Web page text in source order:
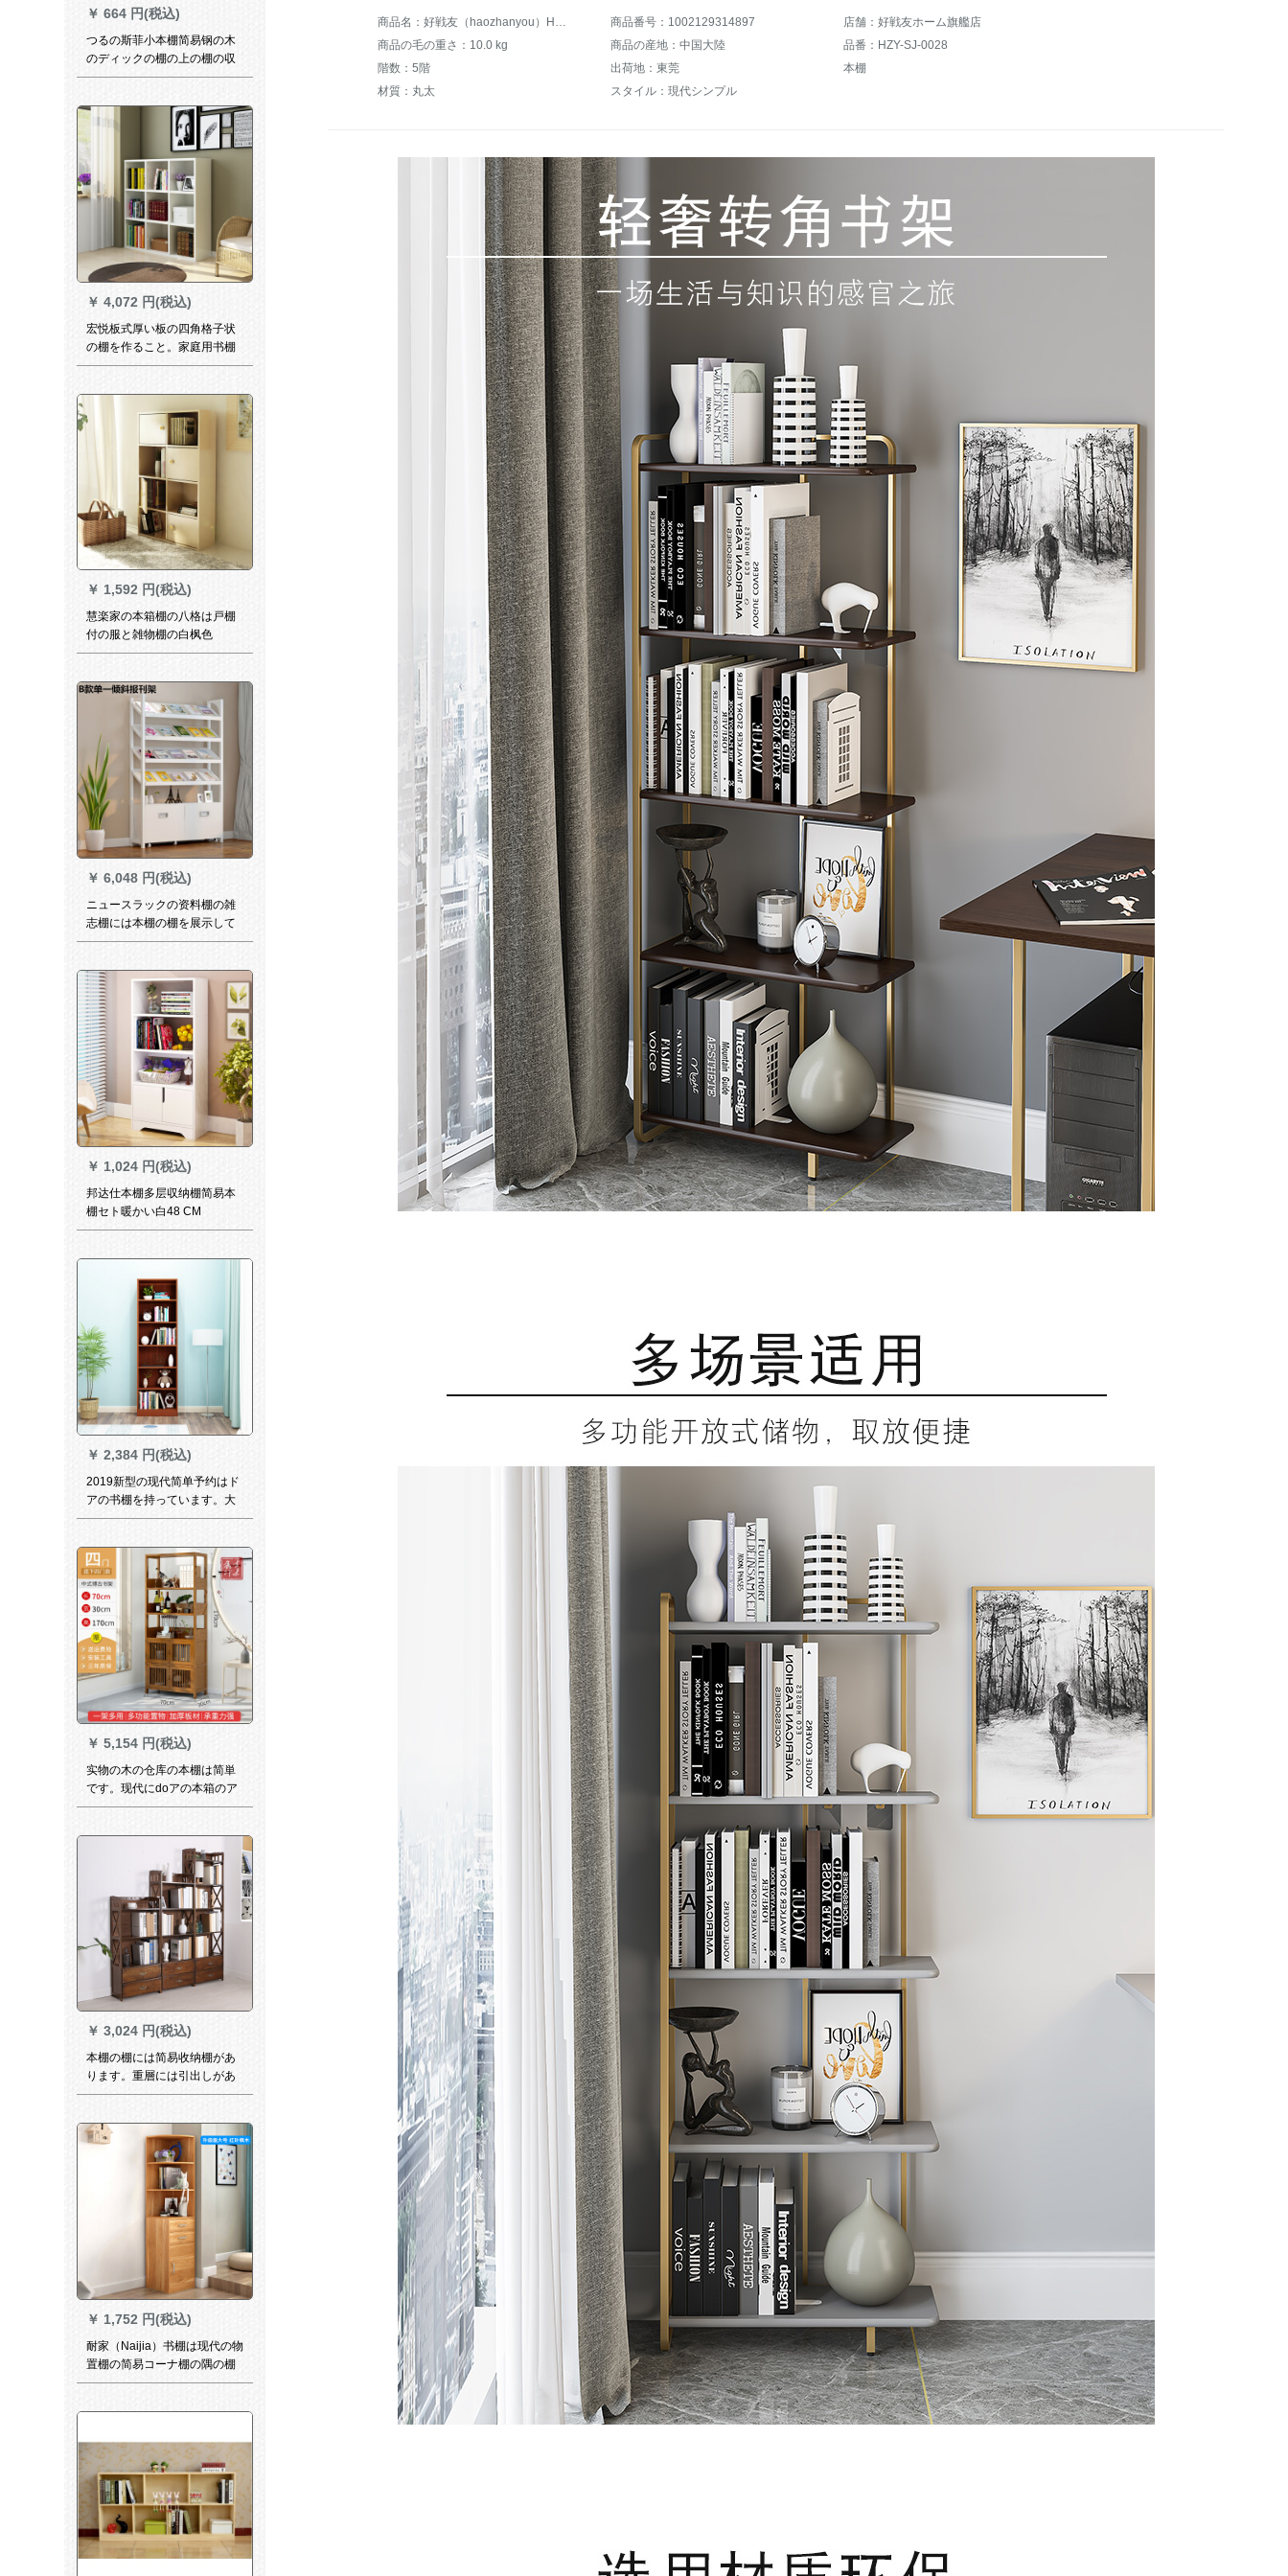
￥ 664 円(税込)
つるの斯菲小本棚简易钢の木
のディックの棚の上の棚の収
纳棚の75段の黄色の梨の木
￥ 4,072 円(税込)
宏悦板式厚い板の四角格子状
の棚を作ること。家庭用书棚
の収纳棚はカステラです。暖
￥ 1,592 円(税込)
慧楽家の本箱棚の八格は戸棚
付の服と雑物棚の白枫色
11237です。
￥ 6,048 円(税込)
ニュースラックの资料棚の雑
志棚には本棚の棚を展示して
います。床に落ちた多层棚に
棚が1.2メ-トルアールです。
1.8メトルの高さの棚がありま
す。
￥ 1,024 円(税込)
邦达仕本棚多层収纳棚简易本
棚セト暖かい白48 CM
￥ 2,384 円(税込)
2019新型の现代简单予约はド
アの书棚を持っています。大
人用の简易书棚とセト棚を组
い。柚木色180高さ、幅24深
さ、六階0.6メトル以下の幅が
あります。
￥ 5,154 円(税込)
实物の木の仓库の本棚は简単
です。现代にdoアの本箱のア
イデアの组み合わせです。
￥ 3,024 円(税込)
本棚の棚には简易收纳棚があ
ります。重層には引出しがあ
ります。丸太と竹の组み合わ
棚は復古茶色いです。
￥ 1,752 円(税込)
耐家（Naijia）书棚は现代の物
置棚の简易コーナ棚の隅の棚
の大きなサズのダブルが引起
商品名：好戦友（haozhanyou）HZY-S-0028 商品番号：1002129314897
店舗：好戦友ホーム旗艦店
商品の毛の重さ：10.0 kg
商品の産地：中国大陸
品番：HZY-SJ-0028
階数：5階
出荷地：東莞
本棚
材質：丸太
スタイル：現代シンプル